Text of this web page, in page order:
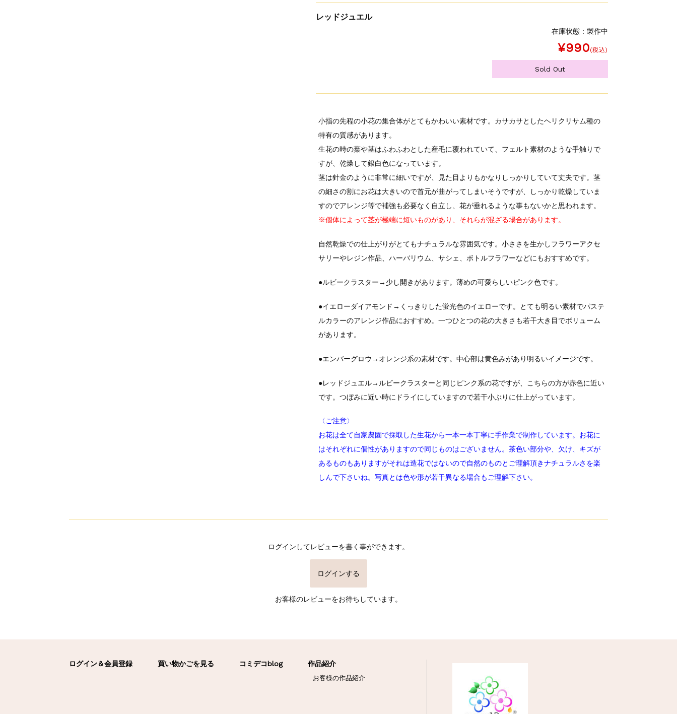
レッドジュエル
在庫状態 : 製作中
¥990(税込)
Sold Out
小指の先程の小花の集合体がとてもかわいい素材です。カサカサとしたヘリクリサム種の
特有の質感があります。
生花の時の葉や茎はふわふわとした産毛に覆われていて、フェルト素材のような手触りで
すが、乾燥して銀白色になっています。
茎は針金のように非常に細いですが、見た目よりもかなりしっかりしていて丈夫です。茎
の細さの割にお花は大きいので首元が曲がってしまいそうですが、しっかり乾燥していま
すのでアレンジ等で補強も必要なく自立し、花が垂れるような事もないかと思われます。
※個体によって茎が極端に短いものがあり、それらが混ざる場合があります。
自然乾燥での仕上がりがとてもナチュラルな雰囲気です。小ささを生かしフラワーアクセ
サリーやレジン作品、ハーバリウム、サシェ、ボトルフラワーなどにもおすすめです。
●ルビークラスター→少し開きがあります。薄めの可愛らしいピンク色です。
●イエローダイアモンド→くっきりした蛍光色のイエローです。とても明るい素材でパステ
ルカラーのアレンジ作品におすすめ。一つひとつの花の大きさも若干大き目でボリューム
があります。
●エンバーグロウ→オレンジ系の素材です。中心部は黄色みがあり明るいイメージです。
●レッドジュエル→ルビークラスターと同じピンク系の花ですが、こちらの方が赤色に近い
です。つぼみに近い時にドライにしていますので若干小ぶりに仕上がっています。
〈ご注意〉
お花は全て自家農園で採取した生花から一本一本丁寧に手作業で制作しています。 お花に
はそれぞれに個性がありますので同じものはございません。茶色い部分や、欠け、キズが
あるものもありますがそれは造花ではないので自然のものとご理解頂きナチュラルさを楽
しんで下さいね。写真とは色や形が若干異なる場合もご理解下さい。
ログインしてレビューを書く事ができます。
ログインする
お客様のレビューをお待ちしています。
ログイン＆会員登録 買い物かごを見る コミデコblog 作品紹介
お客様の作品紹介